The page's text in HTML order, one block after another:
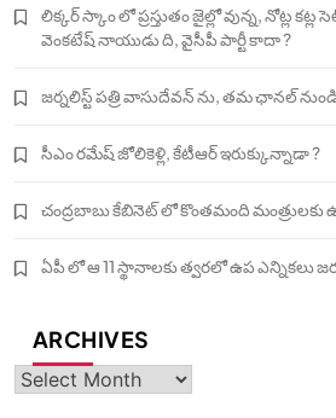
లిక్కర్ స్కాం లో ప్రస్తుతం జైల్లో వున్న, నోట్ల
వెంకటేష్ నాయుడు ది, వైసీపీ పార్టీ కాదా ?
జర్నలిస్ట్ పత్రి వాసుదేవన్ ను, తమ ఛానల్
సీఎం రమేష్ జోలికెళ్లి, కేటీఆర్ ఇరుక్కున్నాడా ?
చంద్రబాబు కేబినెట్ లో కొంతమంది
ఏపీ లో ఆ 11 స్థానాలకు త్వరలో ఉప ఎన్నికలు
ARCHIVES
Archives